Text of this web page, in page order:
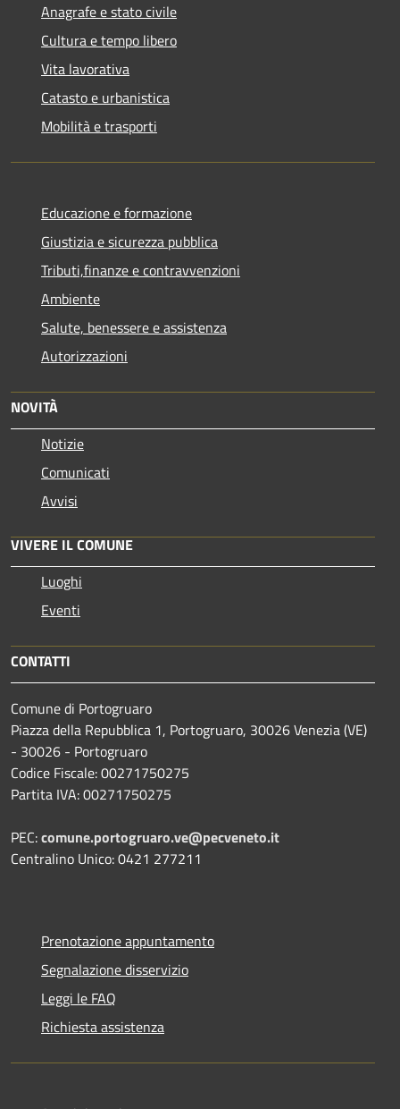
Anagrafe e stato civile
Cultura e tempo libero
Vita lavorativa
Catasto e urbanistica
Mobilità e trasporti
Educazione e formazione
Giustizia e sicurezza pubblica
Tributi,finanze e contravvenzioni
Ambiente
Salute, benessere e assistenza
Autorizzazioni
NOVITÀ
Notizie
Comunicati
Avvisi
VIVERE IL COMUNE
Luoghi
Eventi
CONTATTI
Comune di Portogruaro
Piazza della Repubblica 1, Portogruaro, 30026 Venezia (VE)
- 30026 - Portogruaro
Codice Fiscale: 00271750275
Partita IVA: 00271750275
PEC:comune.portogruaro.ve@pecveneto.it
Centralino Unico: 0421 277211
Prenotazione appuntamento
Segnalazione disservizio
Leggi le FAQ
Richiesta assistenza